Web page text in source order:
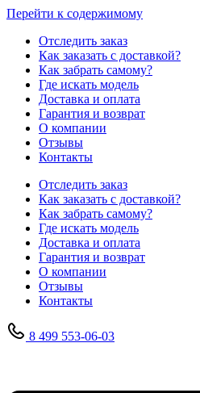
Перейти к содержимому
Отследить заказ
Как заказать с доставкой?
Как забрать самому?
Где искать модель
Доставка и оплата
Гарантия и возврат
О компании
Отзывы
Контакты
Отследить заказ
Как заказать с доставкой?
Как забрать самому?
Где искать модель
Доставка и оплата
Гарантия и возврат
О компании
Отзывы
Контакты
8 499 553-06-03